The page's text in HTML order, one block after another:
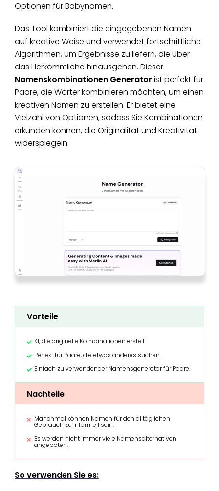
Optionen für Babynamen.
Das Tool kombiniert die eingegebenen Namen
auf kreative Weise und verwendet fortschrittliche
Algorithmen, um Ergebnisse zu liefern, die über
das Herkömmliche hinausgehen. Dieser
Namenskombinationen Generator ist perfekt für
Paare, die Wörter kombinieren möchten, um einen
kreativen Namen zu erstellen. Er bietet eine
Vielzahl von Optionen, sodass Sie Kombinationen
erkunden können, die Originalität und Kreativität
widerspiegeln.
Vorteile
KI, die originelle Kombinationen erstellt.
Perfekt für Paare, die etwas anderes suchen.
Einfach zu verwendender Namensgenerator für Paare.
Nachteile
Manchmal können Namen für den alltäglichen
Gebrauch zu informell sein.
Es werden nicht immer viele Namensalternativen
angeboten.
So verwenden Sie es: